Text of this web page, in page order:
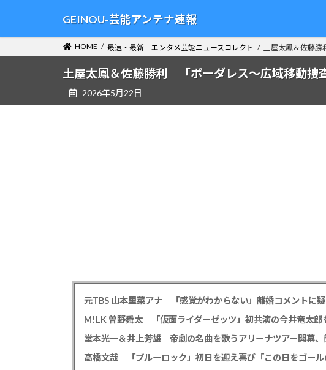
テ
ゲ
GEINOU-芸能アンテナ速報
HOME 最速・最新 エンタメ芸能ニュースコレクト 土屋太鳳＆佐藤
土屋太鳳＆佐藤勝利 「ボーダレス～広域移動捜
2026年5月22日
高橋文哉 「ブルーロック」初日を迎え喜び「この日をゴール